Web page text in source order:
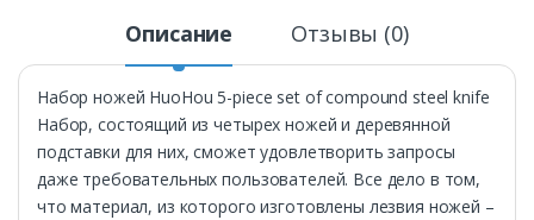
Описание Отзывы (0)
Набор ножей HuoHou 5-piece set of compound steel knife
Набор, состоящий из четырех ножей и деревянной
подставки для них, сможет удовлетворить запросы
даже требовательных пользователей. Все дело в том,
что материал, из которого изготовлены лезвия ножей –